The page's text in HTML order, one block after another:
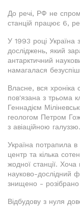
До речі, РФ не
станцій працює 6,
У 1993 році Україна
досліджень, який
антарктичний
намагалася
Власне, вся хроніка
пов'язана з трьома
Геннадієм
геологом Петром
з авіаційною галуззю.
Україна потрапила в
центр та кілька
жодної станції.
науково-дослідний
знищено -
Відбудову з нуля